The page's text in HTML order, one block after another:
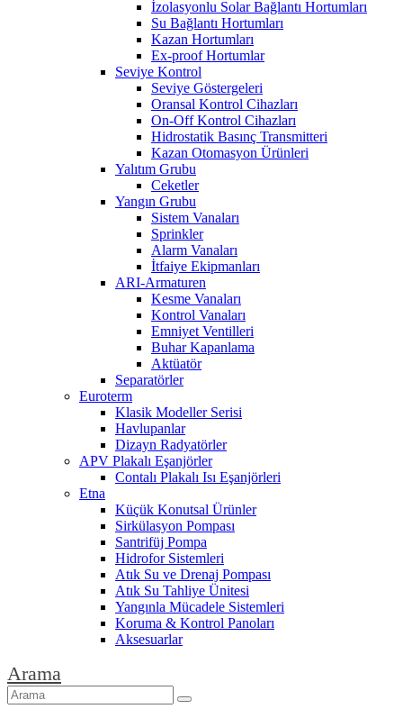
İzolasyonlu Solar Bağlantı Hortumları
Su Bağlantı Hortumları
Kazan Hortumları
Ex-proof Hortumlar
Seviye Kontrol
Seviye Göstergeleri
Oransal Kontrol Cihazları
On-Off Kontrol Cihazları
Hidrostatik Basınç Transmitteri
Kazan Otomasyon Ürünleri
Yalıtım Grubu
Ceketler
Yangın Grubu
Sistem Vanaları
Sprinkler
Alarm Vanaları
İtfaiye Ekipmanları
ARI-Armaturen
Kesme Vanaları
Kontrol Vanaları
Emniyet Ventilleri
Buhar Kapanlama
Aktüatör
Separatörler
Euroterm
Klasik Modeller Serisi
Havlupanlar
Dizayn Radyatörler
APV Plakalı Eşanjörler
Contalı Plakalı Isı Eşanjörleri
Etna
Küçük Konutsal Ürünler
Sirkülasyon Pompası
Santrifüj Pompa
Hidrofor Sistemleri
Atık Su ve Drenaj Pompası
Atık Su Tahliye Ünitesi
Yangınla Mücadele Sistemleri
Koruma & Kontrol Panoları
Aksesuarlar
Arama